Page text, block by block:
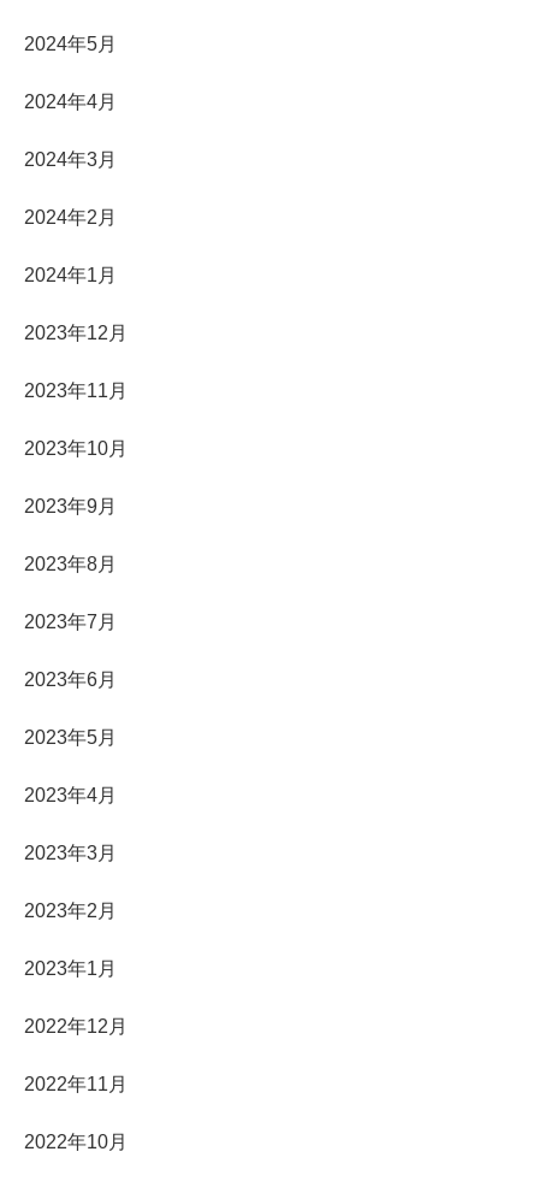
2024年5月
2024年4月
2024年3月
2024年2月
2024年1月
2023年12月
2023年11月
2023年10月
2023年9月
2023年8月
2023年7月
2023年6月
2023年5月
2023年4月
2023年3月
2023年2月
2023年1月
2022年12月
2022年11月
2022年10月